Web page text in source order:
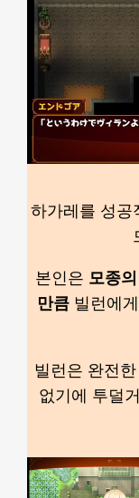
하가레를 성공
본인은 모종
만큼빌런에
빌런은 완전
없기에 투덜